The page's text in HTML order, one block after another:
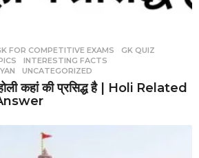
FOR COMPETITIVE EXAMS ,GK QUIZ
,INTERESTING FACTS
,UNCATEGORIZED
कहां की प्रसिद्ध है | Holi Related